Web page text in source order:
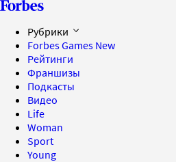
Рубрики
Forbes Games New
Рейтинги
Франшизы
Подкасты
Видео
Life
Woman
Sport
Young